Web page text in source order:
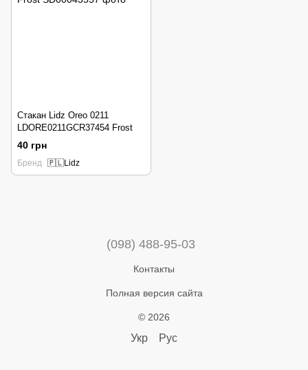
Стакан Lidz Oreo 0211
LDORE0211GCR37454 Frost
40 грн
Бренд 🇵🇱Lidz
(098) 488-95-03
Контакты
Полная версия сайта
© 2026
Укр Рус